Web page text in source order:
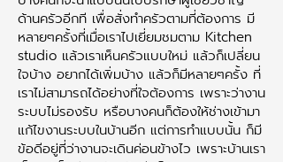
ด้านครัวอีกที เพื่อสั่งทำครัวตามที่ต้องการ มี
หลายๆครั้งที่เมื่อเราไปเยี่ยมชมตาม Kitchen
studio แล้วเราเห็นครัวแบบใหม่ แล้วก็เปลี่ยน
ใจบ้าง อยากได้เพิ่มบ้าง แล้วก็มีหลายๆครั้ง ที่
เราไม่สามารถได้อย่างที่ใจต้องการ เพราะว่างาน
ระบบไม่รองรับ หรือบางคนก็ต้องให้ช่างเข้ามา
แก้ไขงานระบบในบ้านอีก แต่การทำแบบนั้น ก็มี
ข้อดีอยู่ที่ว่างานจะเดินค่อนข้างไว เพราะบ้านเรา